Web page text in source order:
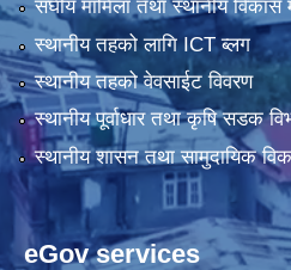
संघीय मामिला तथा स्थानीय विकास
स्थानीय तहको लागि ICT ब्लग
स्थानीय तहको वेवसाईट विवरण
स्थानीय पूर्वाधार तथा कृषि सडक
स्थानीय शासन तथा सामुदायिक
eGov services